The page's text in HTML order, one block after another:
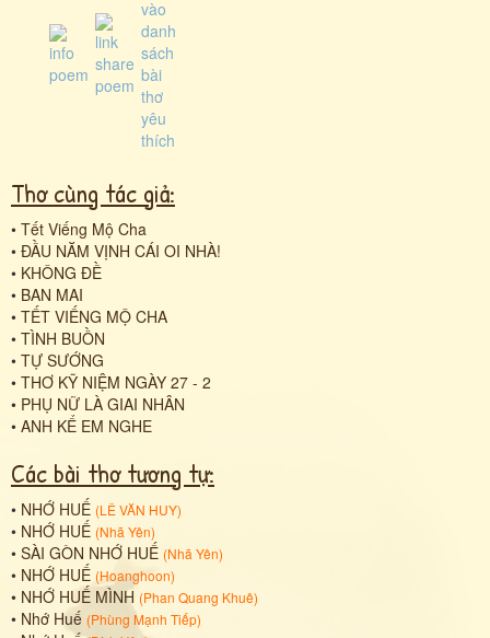
Thơ cùng tác giả:
• Tết Viếng Mộ Cha
• ĐẦU NĂM VỊNH CÁI OI NHÀ!
• KHÔNG ĐỀ
• BAN MAI
• TẾT VIẾNG MỘ CHA
• TÌNH BUỒN
• TỰ SƯỚNG
• THƠ KỸ NIỆM NGÀY 27 - 2
• PHỤ NỮ LÀ GIAI NHÂN
• ANH KỂ EM NGHE
Các bài thơ tương tự:
• NHỚ HUẾ (LÊ VĂN HUY)
• NHỚ HUẾ (Nhã Yên)
• SÀI GÒN NHỚ HUẾ (Nhã Yên)
• NHỚ HUẾ (Hoanghoon)
• NHỚ HUẾ MÌNH (Phan Quang Khuê)
• Nhớ Huế (Phùng Mạnh Tiếp)